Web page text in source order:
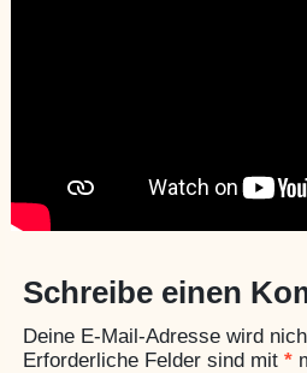
Schreibe einen
Deine E-Mail-Adresse wird
Erforderliche Felder sind mit*